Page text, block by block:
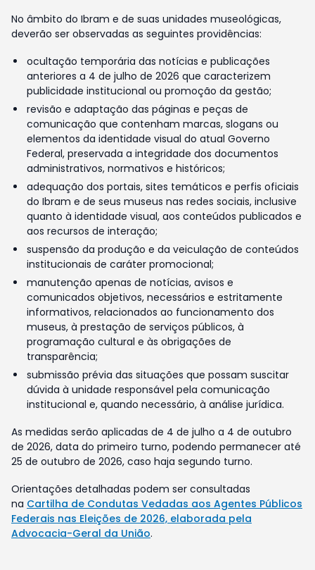
No âmbito do Ibram e de suas unidades museológicas,
deverão ser observadas as seguintes providências:
ocultação temporária das notícias e publicações
anteriores a 4 de julho de 2026 que caracterizem
publicidade institucional ou promoção da gestão;
revisão e adaptação das páginas e peças de
comunicação que contenham marcas, slogans ou
elementos da identidade visual do atual Governo
Federal, preservada a integridade dos documentos
administrativos, normativos e históricos;
adequação dos portais, sites temáticos e perfis oficiais
do Ibram e de seus museus nas redes sociais, inclusive
quanto à identidade visual, aos conteúdos publicados e
aos recursos de interação;
suspensão da produção e da veiculação de conteúdos
institucionais de caráter promocional;
manutenção apenas de notícias, avisos e
comunicados objetivos, necessários e estritamente
informativos, relacionados ao funcionamento dos
museus, à prestação de serviços públicos, à
programação cultural e às obrigações de
transparência;
submissão prévia das situações que possam suscitar
dúvida à unidade responsável pela comunicação
institucional e, quando necessário, à análise jurídica.
As medidas serão aplicadas de 4 de julho a 4 de outubro
de 2026, data do primeiro turno, podendo permanecer até
25 de outubro de 2026, caso haja segundo turno.
Orientações detalhadas podem ser consultadas
na Cartilha de Condutas Vedadas aos Agentes Públicos
Federais nas Eleições de 2026, elaborada pela
Advocacia-Geral da União.